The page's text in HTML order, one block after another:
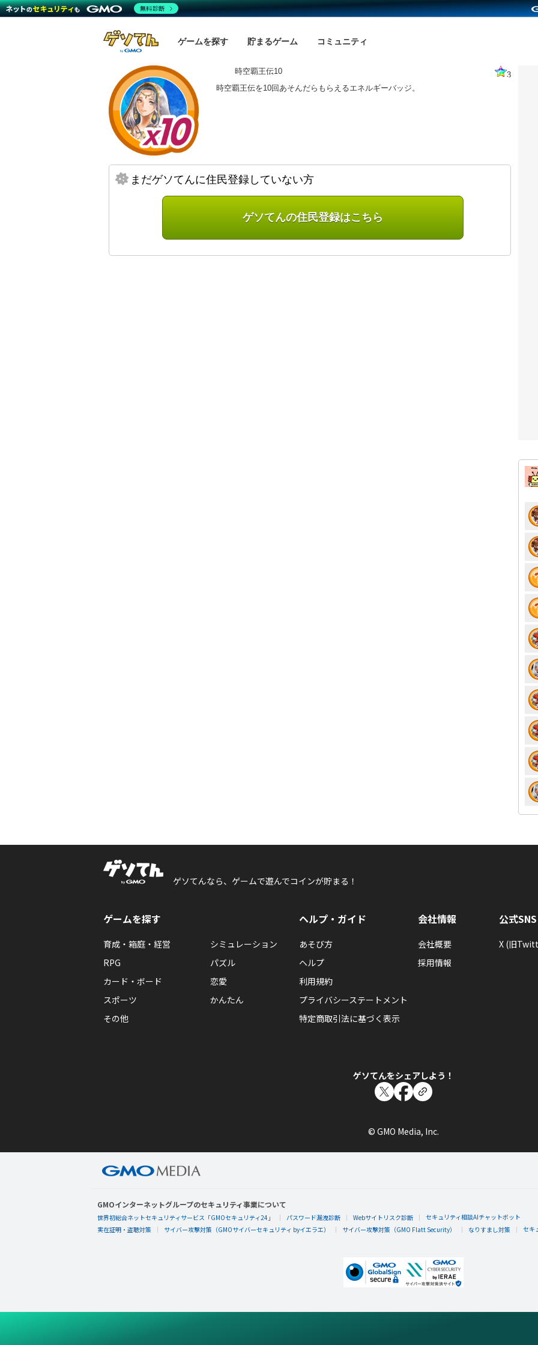
ゲームを探す 貯まるゲーム コミュニティ
時空覇王伝10
3
時空覇王伝を10回あそんだらもらえるエネルギーバッジ。
まだゲソてんに住民登録していない方
ゲソてんの住民登録はこちら
ゲソてんなら、ゲームで遊んでコインが貯まる！
ゲームを探す
育成・箱庭・経営
シミュレーション
RPG
パズル
カード・ボード
恋愛
スポーツ
かんたん
その他
ヘルプ・ガイド
あそび方
ヘルプ
利用規約
プライバシーステートメント
特定商取引法に基づく表示
会社情報
会社概要
採用情報
公式SNS
X (旧
ゲソてんをシェアしよう！
© GMO Media, Inc.
GMOインターネットグループのセキュリティ事業について
世界初総合ネットセキュリティサービス「GMOセキュリティ24」 パスワード漏洩診断 Webサイトリスク診断
セキュリティ相談AIチャットボット
実在証明・盗聴対策
サイバー攻撃対策（GMOサイバーセキュリティ byイエラエ） サイバー攻撃対策（GMO Flatt Security） なりすまし対策 セキ
無料診断